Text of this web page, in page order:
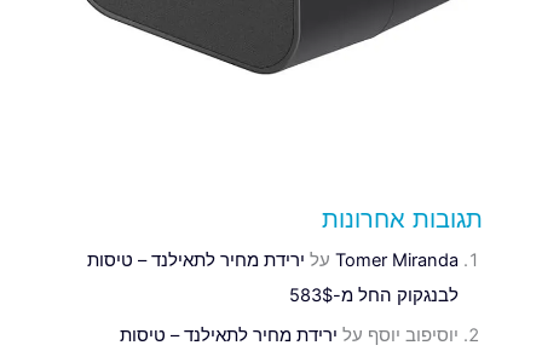
תגובות אחרונות
Tomer Miranda על ירידת מחיר לתאילנד – טיסות
לבנגקוק החל מ-583$
יוסיפוב יוסף על ירידת מחיר לתאילנד – טיסות